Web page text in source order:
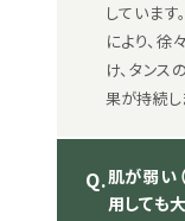
していま
により、
け、タン
果が持続し
Q.肌が弱い
用しても